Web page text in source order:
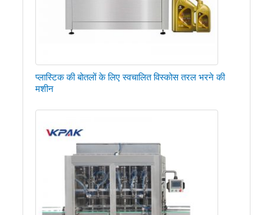
प्लास्टिक की बोतलों के लिए स्वचालित विस्कोस तरल भरने की
मशीन